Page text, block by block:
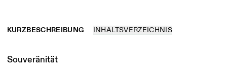
KURZBESCHREIBUNG INHALTSVERZEICHNIS
Souveränität